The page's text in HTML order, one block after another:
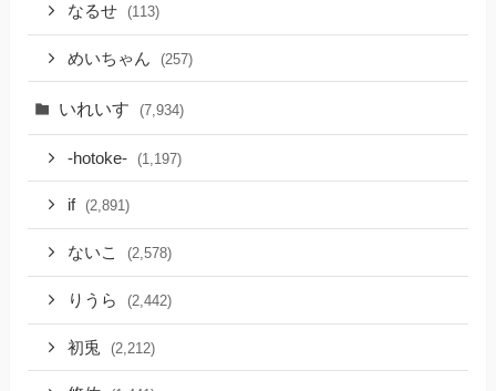
なるせ (113)
めいちゃん (257)
いれいす (7,934)
-hotoke- (1,197)
if (2,891)
ないこ (2,578)
りうら (2,442)
初兎 (2,212)